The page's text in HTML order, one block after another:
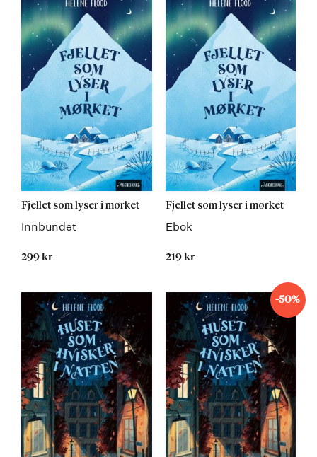
Fjellet som lyser i mørket
Innbundet
299 kr
Fjellet som lyser i mørket
Ebok
219 kr
-50%